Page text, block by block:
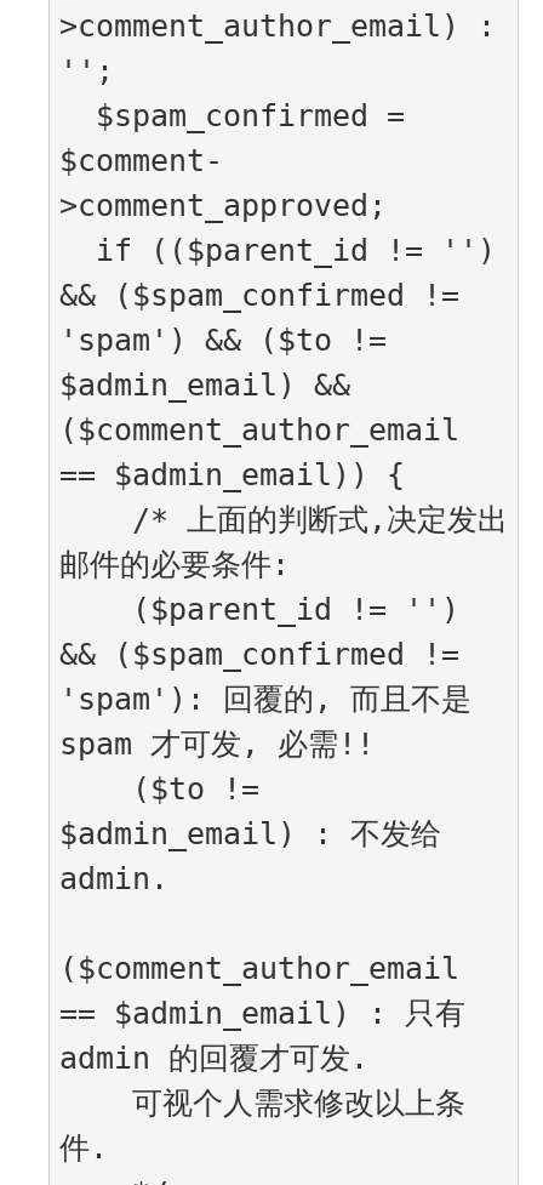
>comment_author_email) :
'';
$comment-
>comment_approved;
&& ($spam_confirmed !=
'spam') && ($to !=
$admin_email) &&
($comment_author_email
== $admin_email)) {
邮件的必要条件:
&& ($spam_confirmed !=
'spam'): 回覆的, 而且不是
spam 才可发, 必需!!
$admin_email) : 不发给
admin.
($comment_author_email
== $admin_email) : 只有
admin 的回覆才可发.
件.